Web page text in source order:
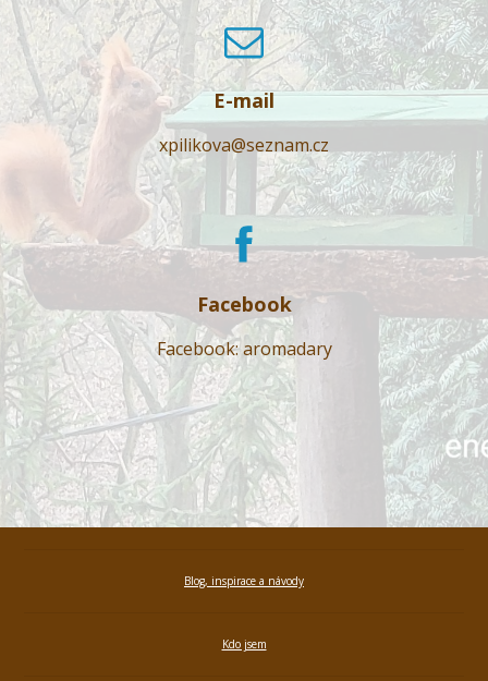
E-mail
xpilikova@seznam.cz
Facebook
Facebook: aromadary
Blog, inspirace a návody
Kdo jsem